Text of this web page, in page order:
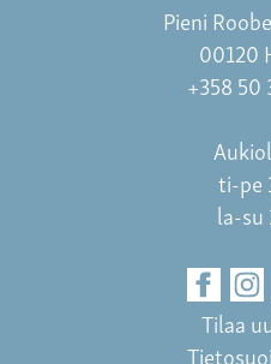
Pieni
00120
+358 50
ti-pe
la-su
Tilaa